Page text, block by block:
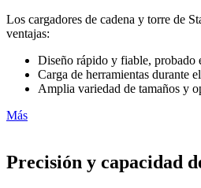
Los cargadores de cadena y torre de
ventajas:
Diseño rápido y fiable, probado
Carga de herramientas durante
Amplia variedad de tamaños y
Más
Precisión y capacidad